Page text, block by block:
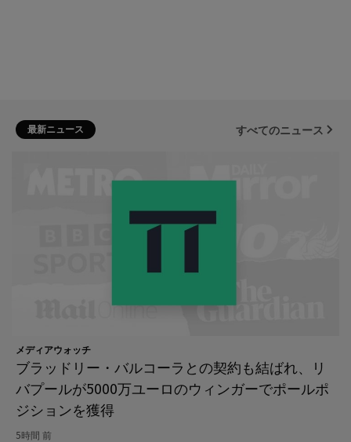
最新ニュース すべてのニュース
メディアウォッチ
ブラッドリー・バルコーラとの契約も結ばれ、リ
バプールが5000万ユーロのウィンガーでポールポ
ジションを獲得
5時間 前